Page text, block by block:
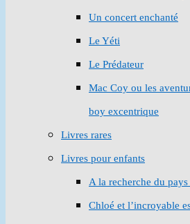
Un concert enchanté
Le Yéti
Le Prédateur
Mac Coy ou les
boy excentrique
Livres rares
Livres pour enfants
A la recherche du
Chloé et l’incroyable